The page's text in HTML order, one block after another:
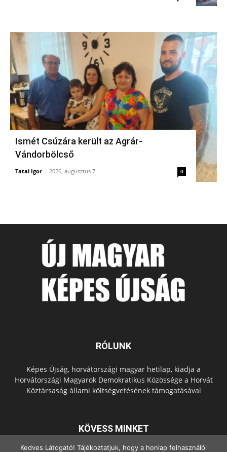
Ismét Csúzára került az Agrár-
Vándorbölcső
Tatai Igor - 2026, augusztus 7. 0
RÓLUNK
Képes Újság, horvátországi magyar hetilap, kiadja a
Horvátországi Magyarok Demokratikus Közössége a Horvát
Köztársaság állami költségvetésének támogatásával
KÖVESS MINKET
Kedves Látogató! Tájékoztatjuk, hogy a honlap felhasználói